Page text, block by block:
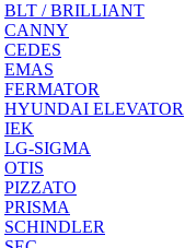
BLT / BRILLIANT
CANNY
CEDES
EMAS
FERMATOR
HYUNDAI ELEVATOR
IEK
LG-SIGMA
OTIS
PIZZATO
PRISMA
SCHINDLER